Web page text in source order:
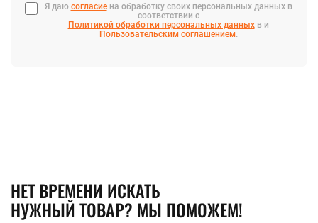
Я даю согласиена обработку своих персональных данных в
соответствии с
Политикой обработки персональных данныхв и
Пользовательским соглашением.
НЕТ ВРЕМЕНИ ИСКАТЬ
НУЖНЫЙ ТОВАР? МЫ ПОМОЖЕМ!